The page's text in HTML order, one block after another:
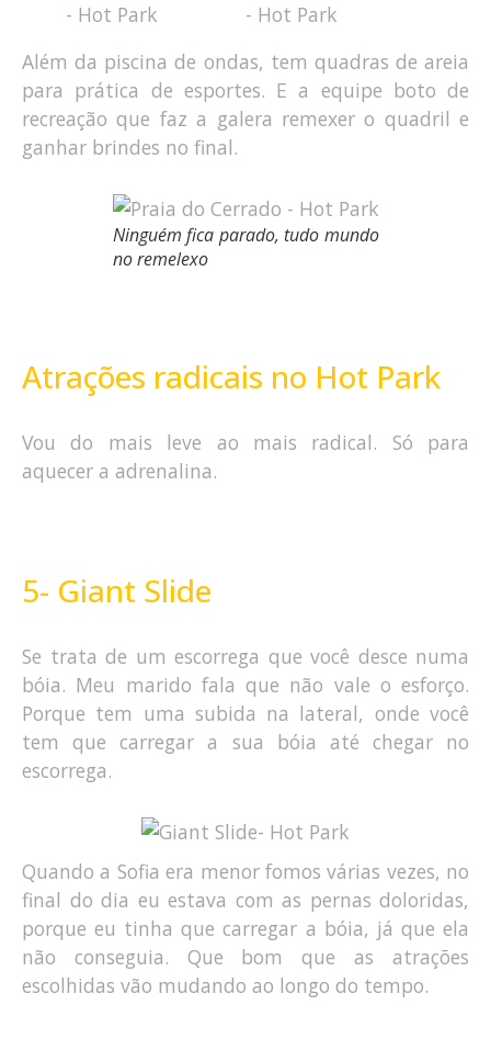
Além da piscina de ondas, tem quadras de areia
para prática de esportes. E a equipe boto de
recreação que faz a galera remexer o quadril e
ganhar brindes no final.
Ninguém fica parado, tudo mundo
no remelexo
Atrações radicais no Hot Park
Vou do mais leve ao mais radical. Só para
aquecer a adrenalina.
5- Giant Slide
Se trata de um escorrega que você desce numa
bóia. Meu marido fala que não vale o esforço.
Porque tem uma subida na lateral, onde você
tem que carregar a sua bóia até chegar no
escorrega.
Quando a Sofia era menor fomos várias vezes, no
final do dia eu estava com as pernas doloridas,
porque eu tinha que carregar a bóia, já que ela
não conseguia. Que bom que as atrações
escolhidas vão mudando ao longo do tempo.